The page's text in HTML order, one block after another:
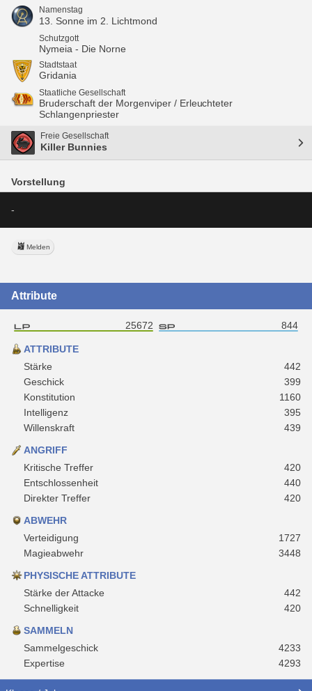
Namenstag
13. Sonne im 2. Lichtmond
Schutzgott
Nymeia - Die Norne
Stadtstaat
Gridania
Staatliche Gesellschaft
Bruderschaft der Morgenviper / Erleuchteter
Schlangenpriester
Freie Gesellschaft
Killer Bunnies
Vorstellung
-
Melden
Attribute
25672 844
ATTRIBUTE
Stärke
442
Geschick
399
Konstitution
1160
Intelligenz
395
Willenskraft
439
ANGRIFF
Kritische Treffer
420
Entschlossenheit
440
Direkter Treffer
420
ABWEHR
Verteidigung
1727
Magieabwehr
3448
PHYSISCHE ATTRIBUTE
Stärke der Attacke
442
Schnelligkeit
420
SAMMELN
Sammelgeschick
4233
Expertise
4293